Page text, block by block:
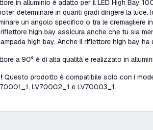
in alluminio è adatto per il LED High Bay
determinare in quanti gradi dirigere la luce.
un angolo specifico o tra le cremagliere
high bay assicura anche che tu sia
high bay. Anche il riflettore high bay ha
a 90° è di alta qualità e realizzato in
Questo prodotto è compatibile solo con i
LV70002_1 e LV70003_1.